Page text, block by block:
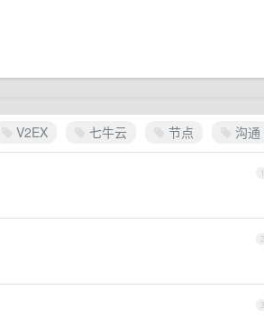
V2EX 七牛云 节点 沟通
1
2
3